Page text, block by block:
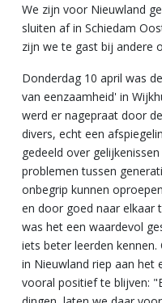
We zijn voor Nieuwland
sluiten af in Schiedam
zijn we te gast bij andere
Donderdag 10 april was
van eenzaamheid' in
werd er nagepraat door
divers, echt een
gedeeld over
problemen tussen
onbegrip kunnen
en door goed naar elkaar
was het een waardevol
iets beter leerden
in Nieuwland riep aan het
vooral positief te blijven: